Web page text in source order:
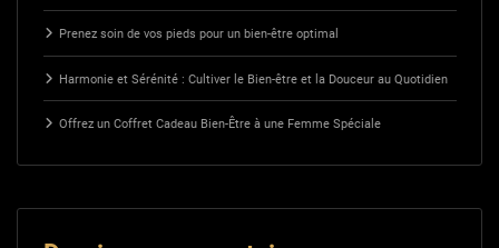
Prenez soin de vos pieds pour un bien-être optimal
Harmonie et Sérénité : Cultiver le Bien-être et la Douceur au Quotidien
Offrez un Coffret Cadeau Bien-Être à une Femme Spéciale